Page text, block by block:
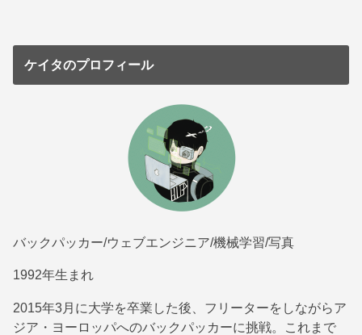
ケイタのプロフィール
バックパッカー/ウェブエンジニア/機械学習/写真
1992年生まれ
2015年3月に大学を卒業した後、フリーターをしながらア
ジア・ヨーロッパへのバックパッカーに挑戦。これまで